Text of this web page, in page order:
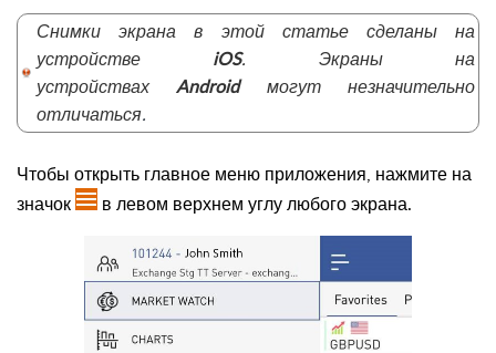
Снимки экрана в этой статье сделаны на
устройстве iOS. Экраны на
устройствахAndroidмогут незначительно
отличаться.
Чтобы открыть главное меню приложения, нажмите на
значок
в левом верхнем углу любого экрана.